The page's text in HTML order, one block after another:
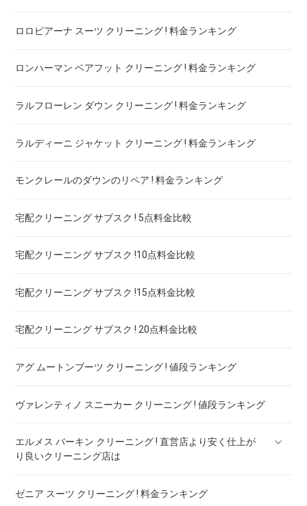
ロロピアーナ スーツ クリーニング ! 料金ランキング
ロンハーマン ベアフット クリーニング ! 料金ランキング
ラルフローレン ダウン クリーニング ! 料金ランキング
ラルディーニ ジャケット クリーニング ! 料金ランキング
モンクレールのダウンのリペア ! 料金ランキング
宅配クリーニング サブスク ! 5点料金比較
宅配クリーニング サブスク !10点料金比較
宅配クリーニング サブスク !15点料金比較
宅配クリーニング サブスク ! 20点料金比較
アグ ムートンブーツ クリーニング ! 値段ランキング
ヴァレンティノ スニーカー クリーニング ! 値段ランキング
エルメス バーキン クリーニング ! 直営店より安く仕上が
り良いクリーニング店は
エルメス ケリー クリーニング ! 直営店より安く仕上がり良い
ゼニア スーツ クリーニング ! 料金ランキング